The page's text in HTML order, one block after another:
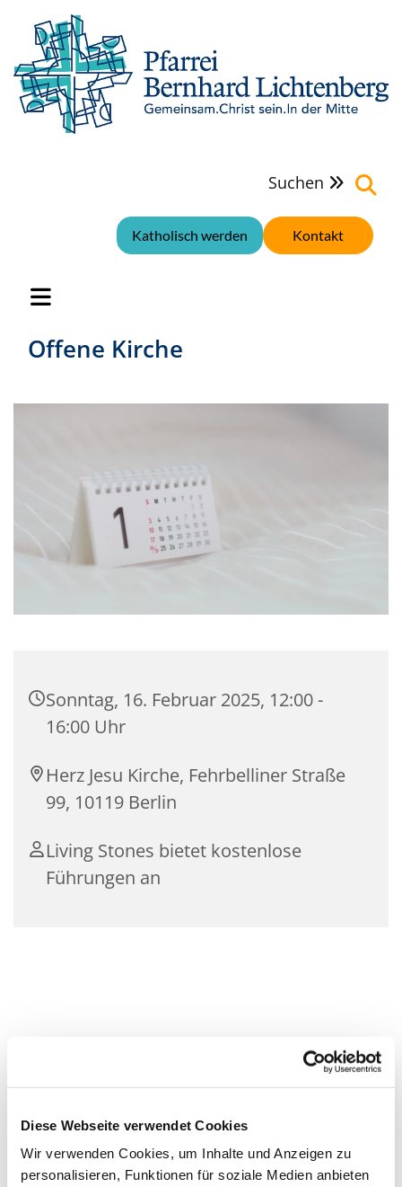
Diese Webseite verwendet Cookies
Wir verwenden Cookies, um Inhalte und Anzeigen zu
personalisieren, Funktionen für soziale Medien anbieten
Suchen 
Kontakt
Katholisch werden
Offene Kirche
Sonntag, 16. Februar 2025, 12:00 -
16:00 Uhr
Herz Jesu Kirche, Fehrbelliner Straße
99, 10119 Berlin
Living Stones bietet kostenlose
Führungen an